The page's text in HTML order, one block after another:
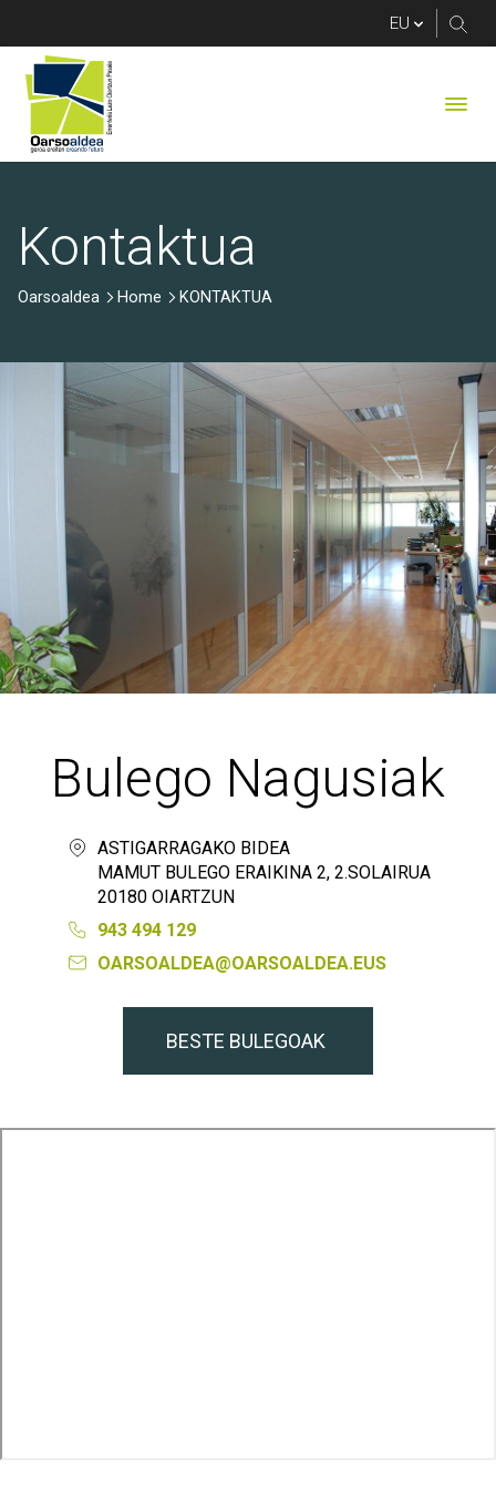
Kontaktua
Oarsoaldea Home KONTAKTUA
Bulego Nagusiak
ASTIGARRAGAKO BIDEA
MAMUT BULEGO ERAIKINA 2, 2.SOLAIRUA
20180 OIARTZUN
943 494 129
OARSOALDEA@OARSOALDEA.EUS
BESTE BULEGOAK